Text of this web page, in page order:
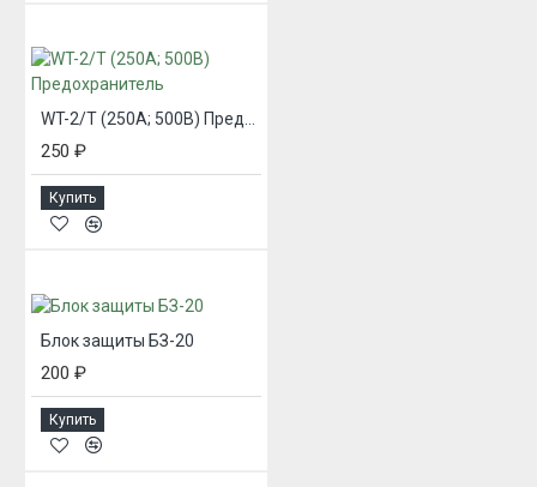
WT-2/T (250А; 500В) Предохранитель
250 ₽
Купить
Блок защиты БЗ-20
200 ₽
Купить